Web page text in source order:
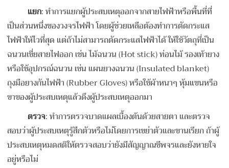
แยก: ทำการแยกผู้ประสบเหตุออกจากสายไฟฟ้าหรือพื้นที่ที่
เป็นส่วนหนึ่งของวงจรไฟฟ้า โดยผู้ช่วยเหลือต้องทำการตัดกระแส
ไฟฟ้าให้ไวที่สุด แต่ถ้าไม่สามารถตัดกระแสไฟฟ้าได้ ให้ใช้วัตถุที่เป็น
ฉนวนเขี่ยสายไฟออก เช่น ไม้ฉนวน (Hot stick) ท่อนไม้ รองเท้ายาง
หรือใช้อุปกรณ์ฉนวน เช่น แผนยางฉนวน (Insulated blanket)
ถุงมือยางกันไฟฟ้า (Rubber Gloves) หรือใช้ผ้าหนาๆ หุ้มแขนหรือ
ขาของผู้ประสบเหตุแล้วดึงผู้ประสบเหตุออกมา
ตรวจ: ทำการตรวจบาดแผลเบื้องต้นด้วยสายตา และตรวจ
สอบว่าผู้ประสบเหตุรู้สึกตัวหรือไม่โดยการเขย่าตัวและขานเรียก ถ้าผู้
ประสบเหตุหมดสติให้ตรวจสอบว่ายังมีสัญญาณชีพจรและยังหายใจ
อยู่หรือไม่